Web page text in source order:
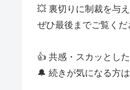
💥 裏切りに制裁を与
ぜひ最後までご覧くだ
👍 共感・スカッとした
🔔 続きが気になる方